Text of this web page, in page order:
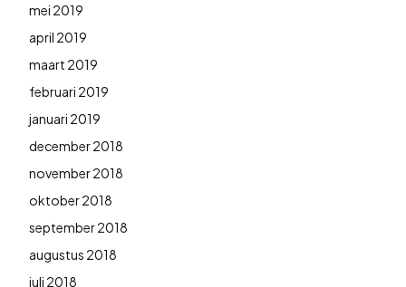
mei 2019
april 2019
maart 2019
februari 2019
januari 2019
december 2018
november 2018
oktober 2018
september 2018
augustus 2018
juli 2018